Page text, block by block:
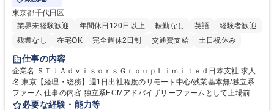
東京都千代田区
業界未経験歓迎
年間休日120日以上 転勤なし 英語
経験者歓迎
残業なし
在宅OK 完全週休2日制 交通費支給 土日祝休み
仕事の内容
企業名 ＳＴＪＡｄｖｉｓｏｒｓＧｒｏｕｐＬｉｍｉｔｅｄ日本支社 求人
名 東京【経理・総務】週1日出社程度のリモート中心/残業基本無/独立系
ファーム 仕事の内容 独立系ECMアドバイザリーファームとして上場前後
の資本市場戦略を設計する当社にて経理・総務をお任せします。基礎的な
必要な経験・能力等